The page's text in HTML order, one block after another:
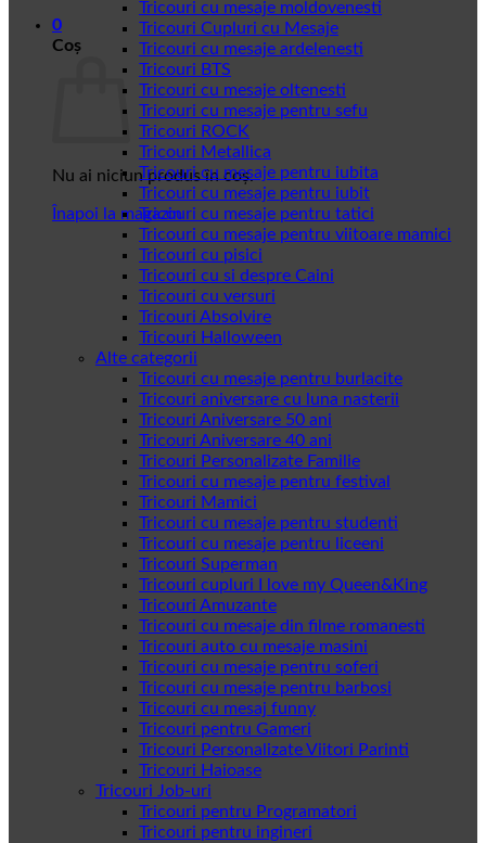
0
Coș
Nu ai niciun produs în coș.
Înapoi la magazin
Tricouri cu mesaje moldovenesti
Tricouri Cupluri cu Mesaje
Tricouri cu mesaje ardelenesti
Tricouri BTS
Tricouri cu mesaje oltenesti
Tricouri cu mesaje pentru sefu
Tricouri ROCK
Tricouri Metallica
Tricouri cu mesaje pentru iubita
Tricouri cu mesaje pentru iubit
Tricouri cu mesaje pentru tatici
Tricouri cu mesaje pentru viitoare mamici
Tricouri cu pisici
Tricouri cu si despre Caini
Tricouri cu versuri
Tricouri Absolvire
Tricouri Halloween
Alte categorii
Tricouri cu mesaje pentru burlacite
Tricouri aniversare cu luna nasterii
Tricouri Aniversare 50 ani
Tricouri Aniversare 40 ani
Tricouri Personalizate Familie
Tricouri cu mesaje pentru festival
Tricouri Mamici
Tricouri cu mesaje pentru studenti
Tricouri cu mesaje pentru liceeni
Tricouri Superman
Tricouri cupluri I love my Queen&King
Tricouri Amuzante
Tricouri cu mesaje din filme romanesti
Tricouri auto cu mesaje masini
Tricouri cu mesaje pentru soferi
Tricouri cu mesaje pentru barbosi
Tricouri cu mesaj funny
Tricouri pentru Gameri
Tricouri Personalizate Viitori Parinti
Tricouri Haioase
Tricouri Job-uri
Tricouri pentru Programatori
Tricouri pentru ingineri